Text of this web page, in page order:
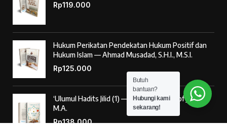
Rp119.000
Hukum Perikatan Pendekatan Hukum Positif dan
Hukum Islam — Ahmad Musadad, S.H.I., M.S.I.
Rp125.000
‘Ulumul Hadits Jilid (1) — Dr. Nur Baety Sofyan, Lc.,
M.A.
Rp138.000
Butuh
bantuan?
Hubungi kami
sekarang!